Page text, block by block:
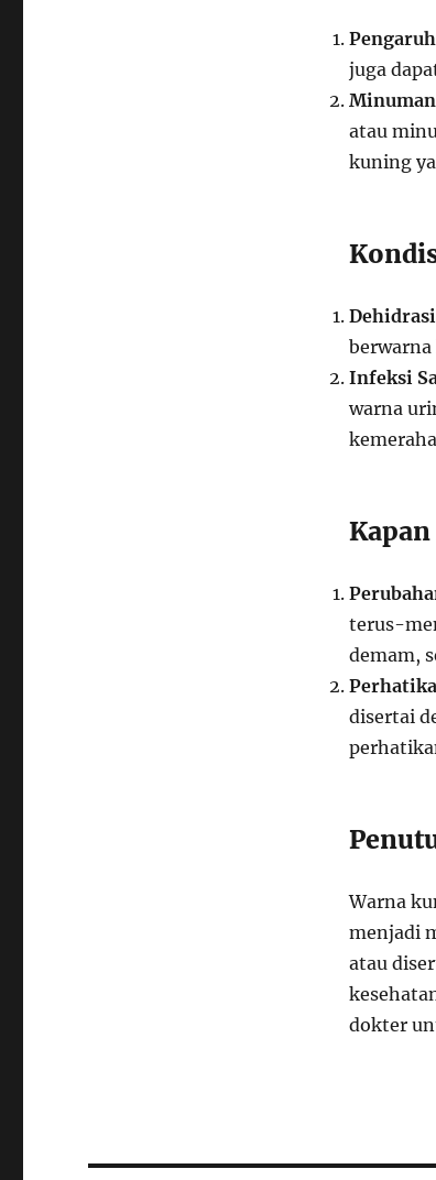
juga
atau
kuning
Dehidrasi
Infeksi
warna
terus-
demam,
disertai
Warna
menjadi
atau
dokter